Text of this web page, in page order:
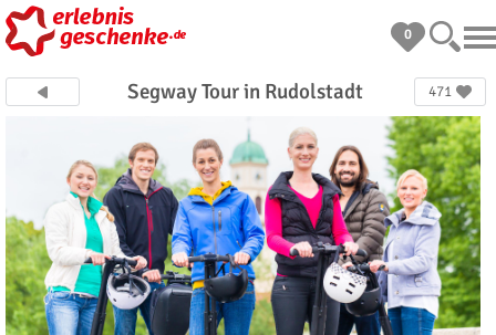
0
Segway Tour in Rudolstadt 471